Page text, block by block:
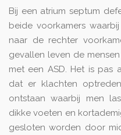
Bij een atrium septum
beide voorkamers
naar de rechter
gevallen leven de
met een ASD. Het is
dat er klachten
ontstaan waarbij men
dikke voeten en
gesloten worden door